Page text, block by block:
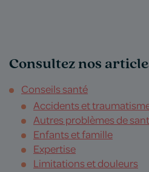
Consultez nos
Conseils santé
Accidents et
Autres problèmes de
Enfants et famille
Expertise
Limitations et douleurs